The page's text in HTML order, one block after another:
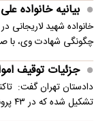
بیانیه خانواده
خانواده شهید لاریجانی
چگونگی شهادت وی، با
جزئیات توقیف
تشکیل شده که در ۴۳ پرونده، قرار جلب دادرسی صادر شده اس…